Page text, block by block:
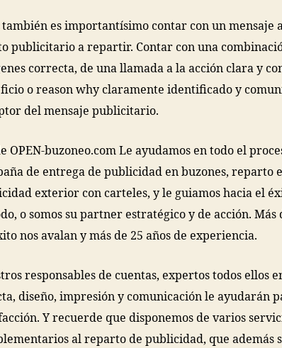
también es importantísimo contar con un mensaje
publicitario a repartir. Contar con una
correcta, de una llamada a la acción clara y
o reason why claramente identificado y
del mensaje publicitario.
OPEN-buzoneo.com Le ayudamos en todo el
de entrega de publicidad en buzones, reparto
exterior con carteles, y le guiamos hacia el
o somos su partner estratégico y de acción. Más
nos avalan y más de 25 años de experiencia.
responsables de cuentas, expertos todos ellos
diseño, impresión y comunicación le ayudarán
Y recuerde que disponemos de varios
al reparto de publicidad, que además